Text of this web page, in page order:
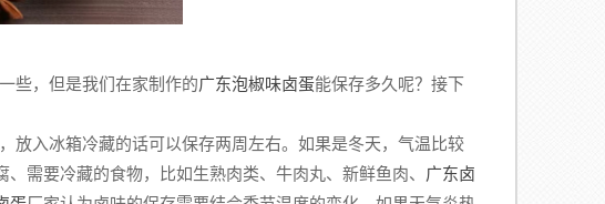
些，但是我们在家制作的广东泡椒味卤蛋能保存多久呢？接下
放入冰箱冷藏的话可以保存两周左右。如果是冬天，气温比较
需要冷藏的食物，比如生熟肉类、牛肉丸、新鲜鱼肉、 广东卤